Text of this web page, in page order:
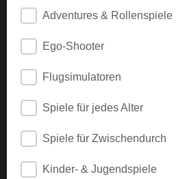
Adventures & Rollenspiele
Ego-Shooter
Flugsimulatoren
Spiele für jedes Alter
Spiele für Zwischendurch
Kinder- & Jugendspiele